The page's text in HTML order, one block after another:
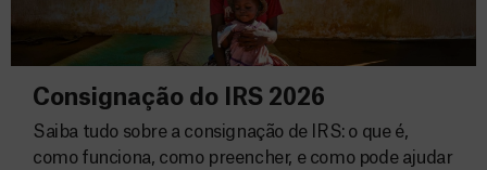
Consignação do IRS 2026
Saiba tudo sobre a consignação de IRS: o que é,
como funciona, como preencher, e como pode ajudar